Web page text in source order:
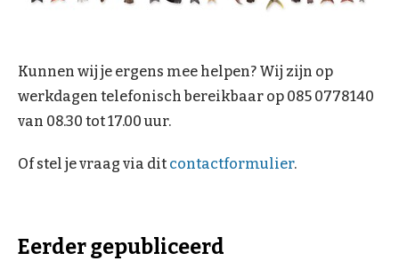
Kunnen wij je ergens mee helpen? Wij zijn op
werkdagen telefonisch bereikbaar op 085 0778140
van 08.30 tot 17.00 uur.
Of stel je vraag via dit contactformulier.
Eerder gepubliceerd